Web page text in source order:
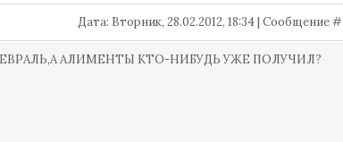
Дата: Вторник, 28.02.2012, 18:34 | Сообщение #
АЛИМЕНТЫ КТО-НИБУДЬ УЖЕ ПОЛУЧИЛ?